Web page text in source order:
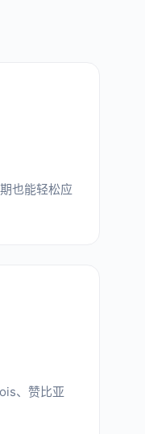
也能轻松应
、赞比亚